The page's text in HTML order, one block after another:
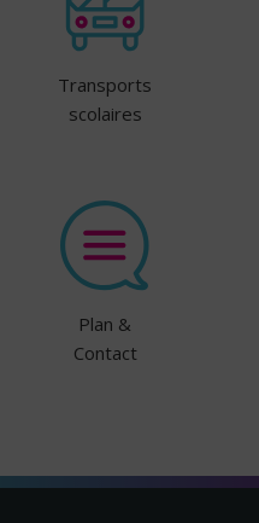
Transports
scolaires
Plan &
Contact